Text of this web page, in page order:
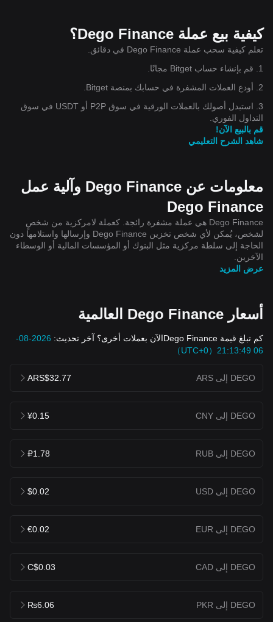
كيفية بيع عملة Dego Finance؟
تعلم كيفية سحب عملة Dego Finance في دقائق.
1. قم بإنشاء حساب Bitget مجانًا.
2. أودع العملات المشفرة في حسابك بمنصة Bitget.
3. استبدل أصولك بالعملات الورقية في سوق P2P أو USDT في سوق
التداول الفوري.
قم بالبيع الآن!
شاهد الشرح التعليمي
معلومات عن Dego Finance وآلية عمل
Dego Finance
Dego Finance هي عملة مشفرة رائجة. كعملة لامركزية من شخصٍ
لشخص، يُمكن لأي شخص تخزين Dego Finance وإرسالها واستلامها دون
الحاجة إلى سلطة مركزية مثل البنوك أو المؤسسات المالية أو الوسطاء
الآخرين.
عرض المزيد
أسعار Dego Finance العالمية
كم تبلغ قيمة Dego Financeالآن بعملات أخرى؟ آخر تحديث:
2026-08-
06 21:13:49（UTC+0）
DEGO إلى ARS ARS$32.77
DEGO إلى CNY ¥0.15
DEGO إلى RUB ₽1.78
DEGO إلى USD $0.02
DEGO إلى EUR €0.02
DEGO إلى CAD C$0.03
DEGO إلى PKR ₨6.06